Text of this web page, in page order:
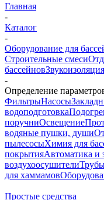
Главная
-
Каталог
-
Оборудование для
Строительные смеси
бассейнов
-
Определение
ФильтрыНасосы
водоподготовка
поручниОсвещение
водяные пушки, души
пылесосыХимия для
покрытияАвтоматика и
воздухоосушители
для хаммамов
Простые средства